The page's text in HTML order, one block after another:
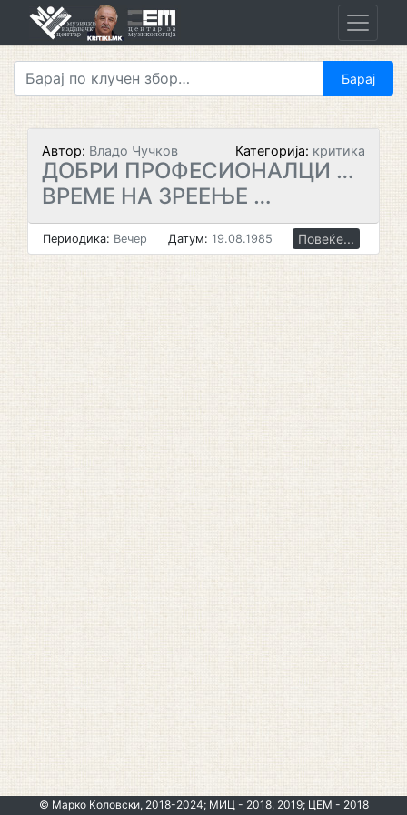
Автор: Владо Чучков Категорија: критика
ДОБРИ ПРОФЕСИОНАЛЦИ …
ВРЕМЕ НА ЗРЕЕЊЕ …
Периодика: Вечер Датум: 19.08.1985 Повеќе...
© Марко Коловски, 2018-2024; МИЦ - 2018, 2019; ЦЕМ - 2018